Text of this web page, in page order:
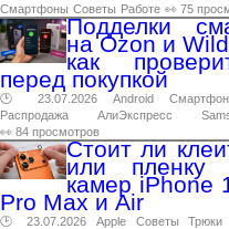
Смартфоны Советы Работе 👀 75
Подделки
на Ozon и
как
перед покупкой
🕑 23.07.2026 Android
Распродажа
АлиЭкспресс
👀 84 просмотров
Стоит ли
или пленку
камер iPhone
Pro Max и Air
🕑 23.07.2026 Apple Советы Трюки